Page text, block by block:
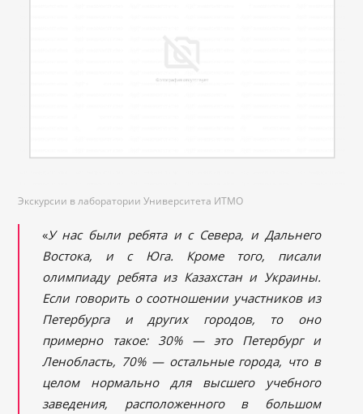
Экскурсии в лаборатории Университета ИТМО
«У нас были ребята и с Севера, и Дальнего
Востока, и с Юга. Кроме того, писали
олимпиаду ребята из Казахстани Украины.
Если говорить о соотношении участников из
Петербурга и других городов, то оно
примерно такое: 30% — это Петербург и
Ленобласть, 70% — остальные города, что в
целом нормально для высшего учебного
заведения, расположенного в большом